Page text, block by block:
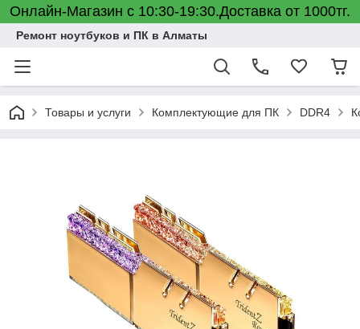
Онлайн-Магазин с 10:30-19:30.Доставка от 1000тг.
Ремонт ноутбуков и ПК в Алматы
Товары и услуги Комплектующие для ПК DDR4